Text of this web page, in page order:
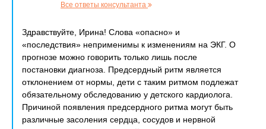
Все ответы консультанта
Здравствуйте, Ирина! Слова «опасно» и
«последствия» неприменимы к изменениям на ЭКГ. О
прогнозе можно говорить только лишь после
постановки диагноза. Предсердный ритм является
отклонением от нормы, дети с таким ритмом подлежат
обязательному обследованию у детского кардиолога.
Причиной появления предсердного ритма могут быть
различные засоления сердца, сосудов и нервной